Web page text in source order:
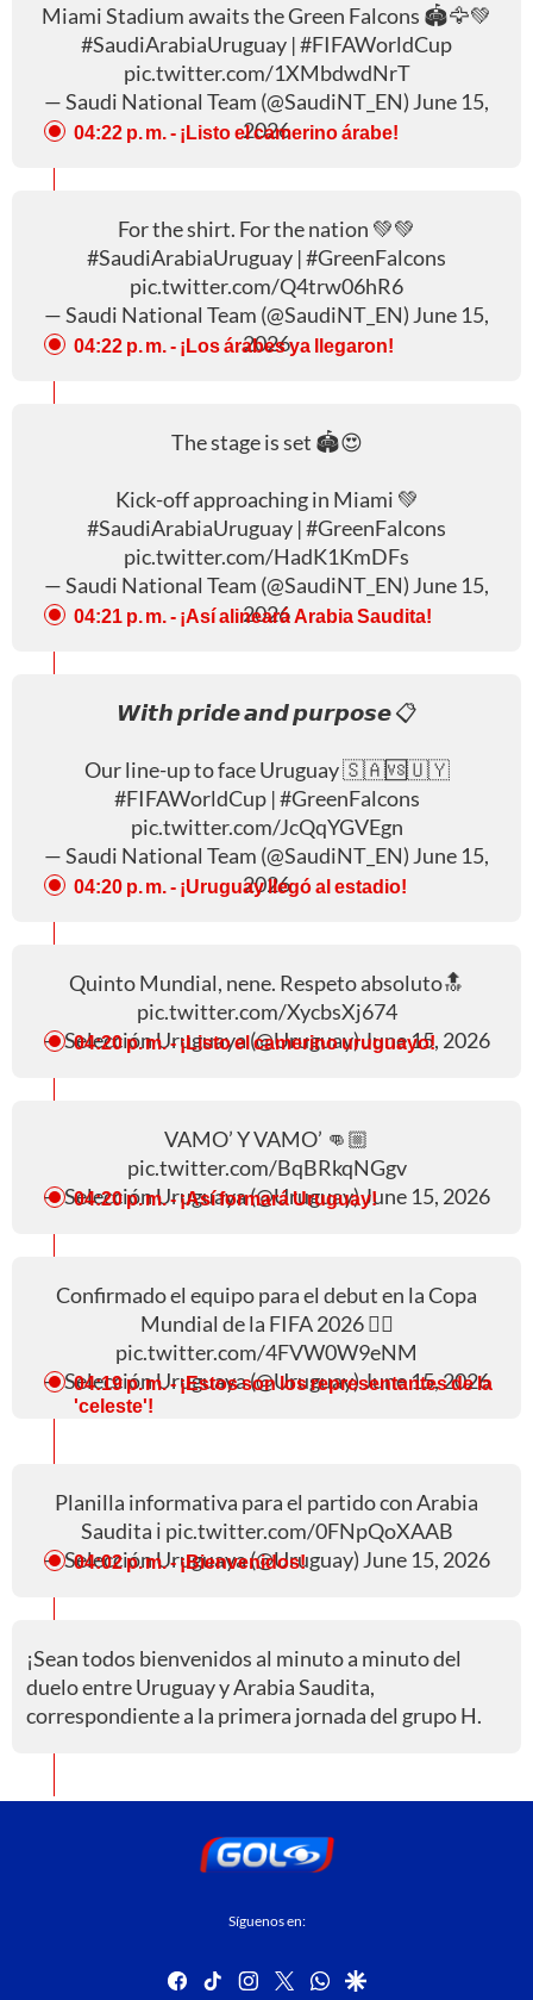
Miami Stadium awaits the Green Falcons 🏟️🦅💚
#SaudiArabiaUruguay |#FIFAWorldCup
pic.twitter.com/1XMbdwdNrT
— Saudi National Team (@SaudiNT_EN) June 15,
2026
04:22 p. m. - ¡Listo el camerino árabe!
For the shirt. For the nation 💚💚
#SaudiArabiaUruguay |#GreenFalcons
pic.twitter.com/Q4trw06hR6
— Saudi National Team (@SaudiNT_EN) June 15,
2026
04:22 p. m. - ¡Los árabes ya llegaron!
The stage is set 🏟️😍
Kick-off approaching in Miami 💚
#SaudiArabiaUruguay |#GreenFalcons
pic.twitter.com/HadK1KmDFs
— Saudi National Team (@SaudiNT_EN) June 15,
2026
04:21 p. m. - ¡Así alineará Arabia Saudita!
𝙒𝙞𝙩𝙝 𝙥𝙧𝙞𝙙𝙚 𝙖𝙣𝙙 𝙥𝙪𝙧𝙥𝙤𝙨𝙚 📋
Our line-up to face Uruguay 🇸🇦🆚🇺🇾
#FIFAWorldCup|#GreenFalcons
pic.twitter.com/JcQqYGVEgn
— Saudi National Team (@SaudiNT_EN) June 15,
2026
04:20 p. m. - ¡Uruguay llegó al estadio!
Quinto Mundial, nene. Respeto absoluto🔝
pic.twitter.com/XycbsXj674
— Selección Uruguaya (@Uruguay)June 15, 2026
04:20 p. m.- ¡Listo el camerino uruguayo!
VAMO’ Y VAMO’ 👊🏼
pic.twitter.com/BqBRkqNGgv
— Selección Uruguaya (@Uruguay)June 15, 2026
04:20 p. m.- ¡Así formará Uruguay!
Confirmado el equipo para el debut en la Copa
Mundial de la FIFA 2026 ✍🏼
pic.twitter.com/4FVW0W9eNM
— Selección Uruguaya (@Uruguay)June 15, 2026
04:19 p. m.- ¡Estos son los representantes de la
'celeste'!
Planilla informativa para el partido con Arabia
Saudita ℹ️ pic.twitter.com/0FNpQoXAAB
— Selección Uruguaya (@Uruguay) June 15, 2026
04:02 p. m.- ¡Bienvenidos!
¡Sean todos bienvenidos al minuto a minuto del
duelo entre Uruguay y Arabia Saudita,
correspondiente a la primera jornada del grupo H.
Síguenos en:
facebook
tiktok instagram
twitterwhatsapp
google